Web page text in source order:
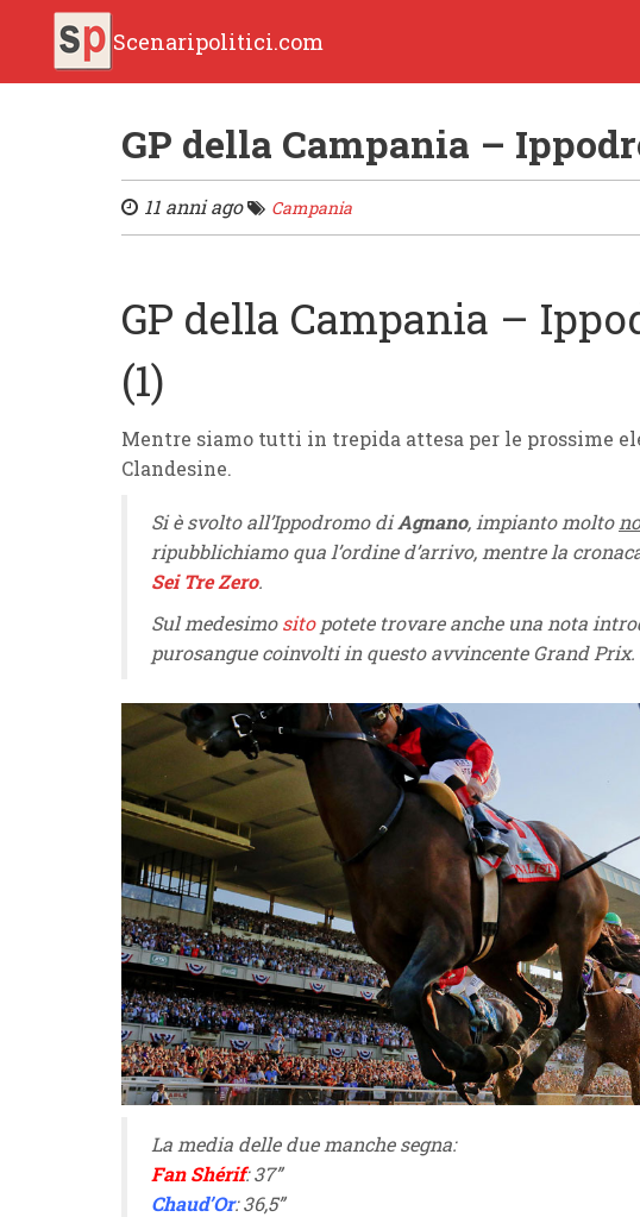
Scenaripolitici.com
GP della Campania –
11 anni ago Campania
GP della Campania –
(1)
Mentre siamo tutti in trepida attesa per le prossime
Clandesine.
Si è svolto all’Ippodromo diAgnano, impianto molto
ripubblichiamo qua l’ordine d’arrivo, mentre la
Sei Tre Zero.
Sul medesimositopotete trovare anche una nota
purosangue coinvolti in questo avvincente Grand Prix.
La media delle due manche segna:
Fan Shérif: 37”
Chaud’Or: 36,5”